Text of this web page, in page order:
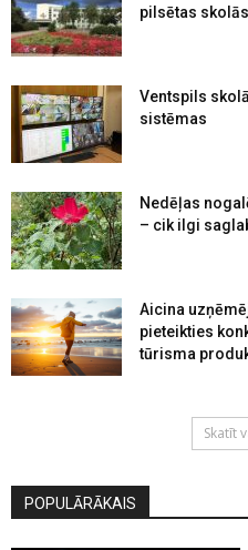
pilsētas skolās
Ventspils
sistēmas
Nedēļas
– cik ilgi
Aicina
pieteikties
tūrisma
Skatīt
POPULĀRĀKAIS